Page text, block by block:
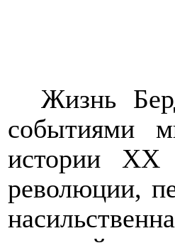
Жизнь
событиями
истории ХХ
революции,